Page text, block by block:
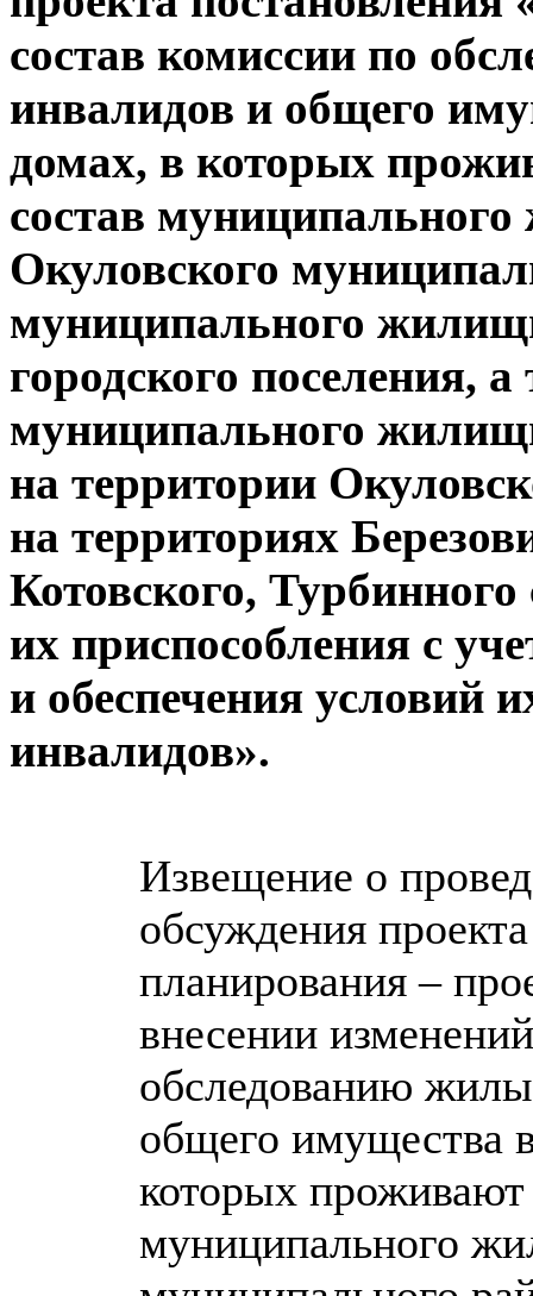
состав комиссии по
инвалидов и общего
домах, в которых
состав
Окуловского
муниципального
городского поселения,
муниципального
на территории
на территориях
Котовского,
их приспособления с
и обеспечения условий
инвалидов».
Извещение о
обсуждения
планирования –
внесении
обследованию
общего имущества
которых
муниципального